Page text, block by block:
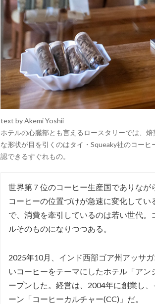
text by Akemi Yoshii
ホテルの心臓部とも言えるロースタリーでは、
な形状が目を引くのはタイ・Squeaky社のコー
認できるすぐれもの。
世界第７位のコーヒー生産国でありなが
コーヒーの位置づけが急速に変化して
で、消費を牽引しているのは若い世代
ルそのものになりつつある。
2025年10月、インド西部ゴア州アッサ
いコーヒーをテーマにしたホテル「アン
ープンした。経営は、2004年に創業し
ーン「コーヒーカルチャー(CC)」だ。